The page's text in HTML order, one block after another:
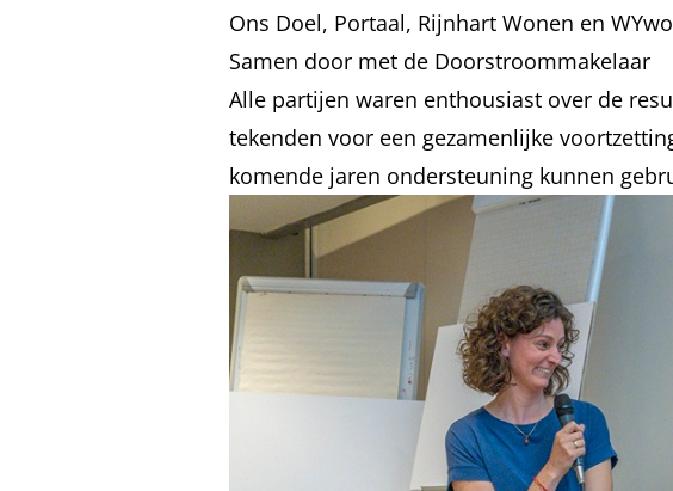
Ons Doel, Portaal, Rijnhart Wonen en
Samen door met de Doorstroommakelaar
Alle partijen waren enthousiast over de
tekenden voor een gezamenlijke
komende jaren ondersteuning kunnen